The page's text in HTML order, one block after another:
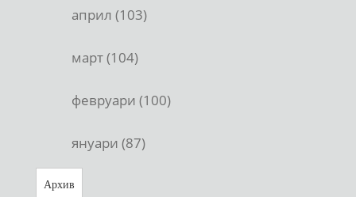
април (103)
март (104)
февруари (100)
януари (87)
Архив